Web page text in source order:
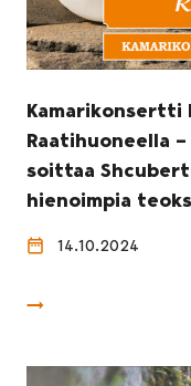
Kamarikonsertti
Raatihuoneella
soittaa
hienoimpia
14.10.2024